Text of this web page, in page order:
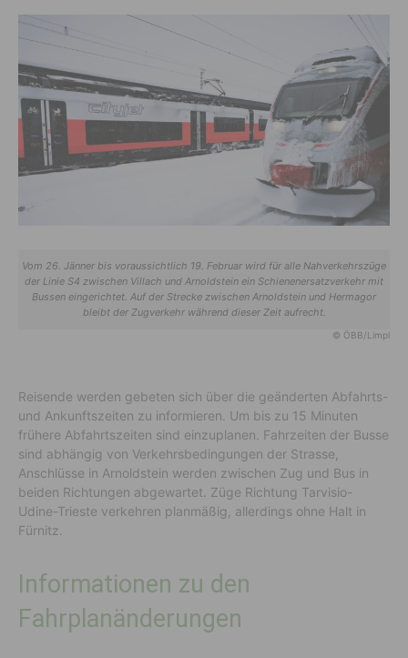
Vom 26. Jänner bis voraussichtlich 19. Februar wird für alle Nahverkehrszüge
der Linie S4 zwischen Villach und Arnoldstein ein Schienenersatzverkehr mit
Bussen eingerichtet. Auf der Strecke zwischen Arnoldstein und Hermagor
bleibt der Zugverkehr während dieser Zeit aufrecht.
© ÖBB/Limpl
Reisende werden gebeten sich über die geänderten Abfahrts-
und Ankunftszeiten zu informieren. Um bis zu 15 Minuten
frühere Abfahrtszeiten sind einzuplanen. Fahrzeiten der Busse
sind abhängig von Verkehrsbedingungen der Strasse,
Anschlüsse in Arnoldstein werden zwischen Zug und Bus in
beiden Richtungen abgewartet. Züge Richtung Tarvisio-
Udine-Trieste verkehren planmäßig, allerdings ohne Halt in
Fürnitz.
Informationen zu den
Fahrplanänderungen